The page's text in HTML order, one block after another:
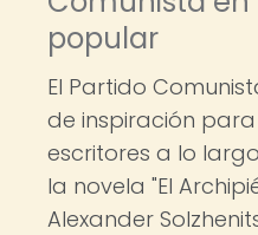
popular
El Partido
de inspiración
escritores a lo
la novela "El
Alexander